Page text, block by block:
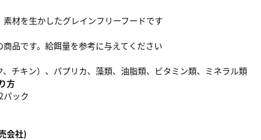
材を生かしたグレインフリーフードです
品です。給餌量を参考に与えてください
、チキン）、パプリカ、藻類、油脂類、ビタミン類、ミネラル類
方
ック
会社)